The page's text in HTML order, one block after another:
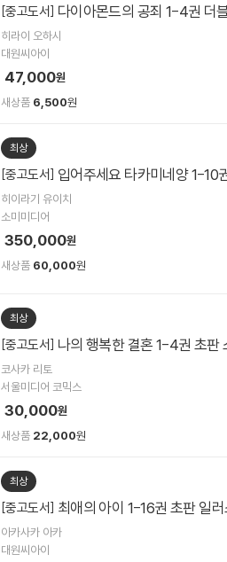
[중고도서] 다이아몬드의 공죄 1-4권 더
히라이 오하시
대원씨아이
47,000원
새상품 6,500원
최상
[중고도서] 입어주세요 타카미네양 1-10
히이라기 유이치
소미미디어
350,000원
새상품 60,000원
최상
[중고도서] 나의 행복한 결혼 1-4권 초판
코사카 리토
서울미디어 코믹스
30,000원
새상품 22,000원
최상
[중고도서] 최애의 아이 1-16권 초판 일
아카사카 아카
대원씨아이